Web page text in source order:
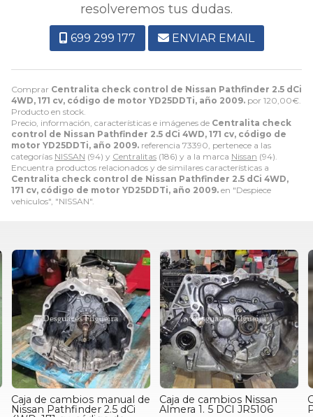
Comprar Centralita check control de Nissan Pathfinder 2.5 dCi
4WD, 171 cv, código de motor YD25DDTi, año 2009. por 120,00€
Producto en stock.
Precio, información, características e imágenes de Centralita check
control de Nissan Pathfinder 2.5 dCi 4WD, 171 cv, código de
motor YD25DDTi, año 2009. referencia 73390, pertenece a las
categorías NISSAN (94) y Centralitas (186) y a la marca Nissan (94).
Encuentra productos relacionados y de similares características a
Centralita check control de Nissan Pathfinder 2.5 dCi 4WD,
171 cv, código de motor YD25DDTi, año 2009. en "Despiece
vehiculos", "NISSAN".
resolveremos tus dudas.
699 299 177 ENVIAR EMAIL
Caja de cambios manual de
Nissan Pathfinder 2.5 dCi
Caja de cambios Nissan
Almera 1. 5 DCI JR5106